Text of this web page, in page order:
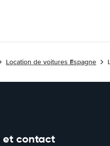
Location de voitures Espagne
et contact